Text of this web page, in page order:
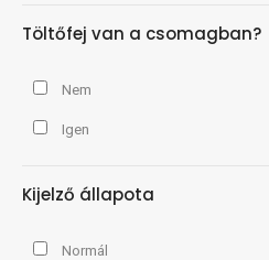
Töltőfej van a csomagban?
Nem
Igen
Kijelző állapota
Normál